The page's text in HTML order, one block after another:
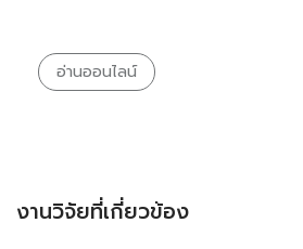
อ่านออนไลน์
งานวิจัยที่เกี่ยวข้อง